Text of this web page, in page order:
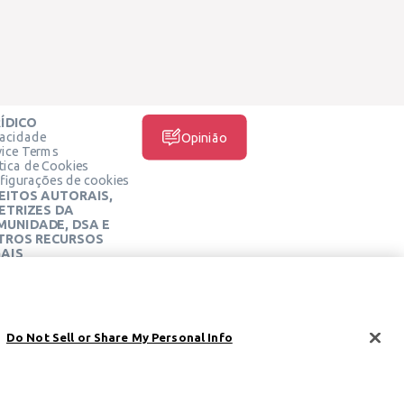
Terms
de Cookies
de cookies
AUTORAIS,
DA
DSA E
RECURSOS
Opinião
Do Not Sell or Share My Personal Info